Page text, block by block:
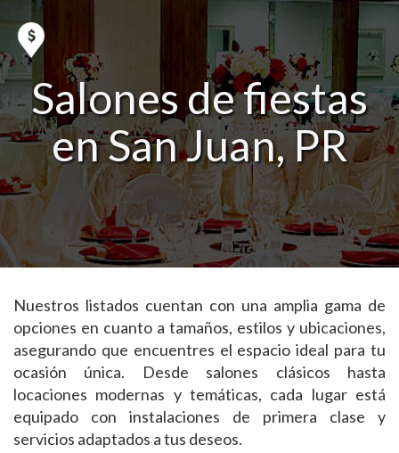
Salones de fiestas
en San Juan, PR
Nuestros listados cuentan con una amplia gama de
opciones en cuanto a tamaños, estilos y ubicaciones,
asegurando que encuentres el espacio ideal para tu
ocasión única. Desde salones clásicos hasta
locaciones modernas y temáticas, cada lugar está
equipado con instalaciones de primera clase y
servicios adaptados a tus deseos.